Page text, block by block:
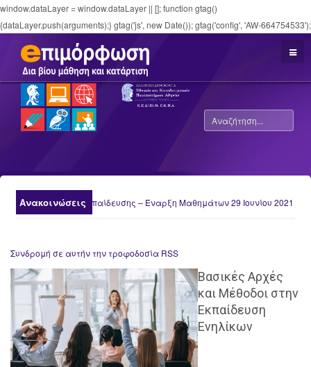
window.dataLayer = window.dataLayer || []; function gtag()
{dataLayer.push(arguments);} gtag('js', new Date()); gtag('config', 'AW-664754533');
Ανακοινώσεις
Νέα Τμήματα Εκπαίδευσης – Έναρξη Μαθημάτων 29 Ιουνίου 2021
Συνδρομή σε αυτήν την τροφοδοσία RSS
Βασικές Αρχές
και Μέθοδοι στην
Εκπαίδευση
Ενηλίκων